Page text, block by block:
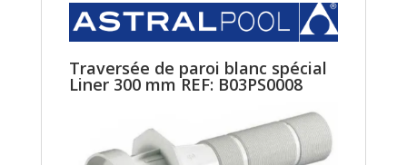
Traversée de paroi blanc spécial
Liner 300 mm REF: B03PS0008